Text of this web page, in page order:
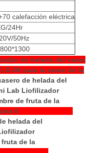
calefacción eléctrica
24Hr
50Hz
de helada del vacío
06 para la carne de la